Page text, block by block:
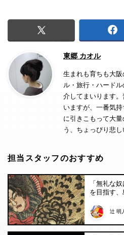
東郷 カオル
生まれも育ちも大
ル・旅行・ハード
介してまいります
いますが、一番気
に引きこもって大
う、ちょっぴり悲し
担当スタッフのおすすめ
「無礼な
を目指す
辻 明